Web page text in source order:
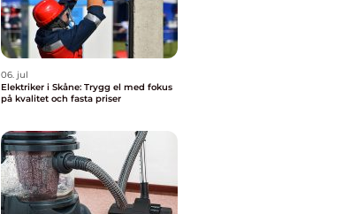
06. jul
Elektriker i Skåne: Trygg el med fokus
på kvalitet och fasta priser